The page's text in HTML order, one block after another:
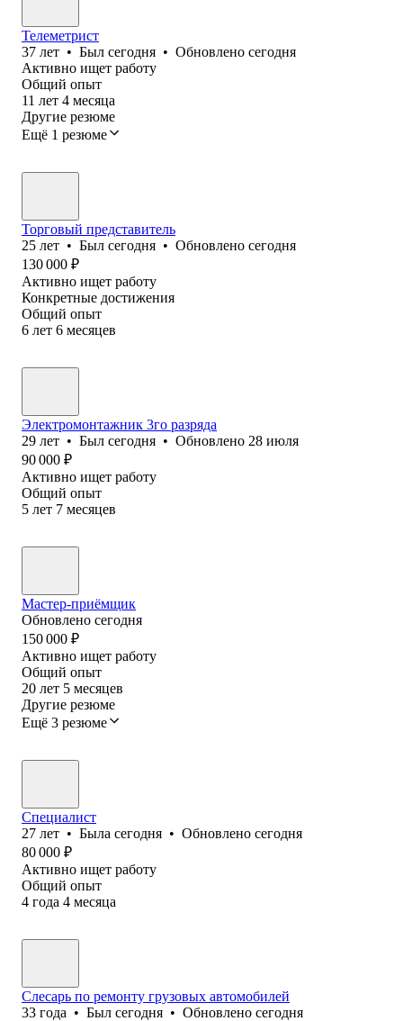
Телеметрист
37 лет • Был сегодня • Обновлено сегодня
Активно ищет работу
Общий опыт
11 лет 4 месяца
Другие резюме
Ещё 1 резюме
Торговый представитель
25 лет • Был сегодня • Обновлено сегодня
130 000 ₽
Активно ищет работу
Конкретные достижения
Общий опыт
6 лет 6 месяцев
Электромонтажник 3го разряда
29 лет • Был сегодня • Обновлено 28 июля
90 000 ₽
Активно ищет работу
Общий опыт
5 лет 7 месяцев
Мастер-приёмщик
Обновлено сегодня
150 000 ₽
Активно ищет работу
Общий опыт
20 лет 5 месяцев
Другие резюме
Ещё 3 резюме
Специалист
27 лет • Была сегодня • Обновлено сегодня
80 000 ₽
Активно ищет работу
Общий опыт
4 года 4 месяца
Слесарь по ремонту грузовых автомобилей
33 года • Был сегодня • Обновлено сегодня